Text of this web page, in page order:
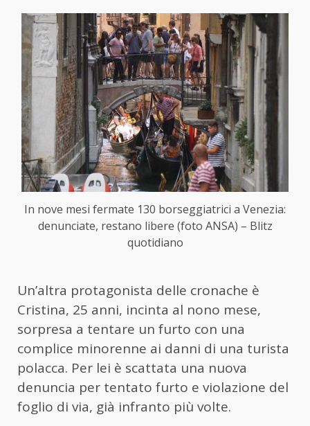
In nove mesi fermate 130 borseggiatrici a Venezia:
denunciate, restano libere (foto ANSA) – Blitz
quotidiano
Un’altra protagonista delle cronache è
Cristina, 25 anni, incinta al nono mese,
sorpresa a tentare un furto con una
complice minorenne ai danni di una turista
polacca. Per lei è scattata una nuova
denuncia per tentato furto e violazione del
foglio di via, già infranto più volte.